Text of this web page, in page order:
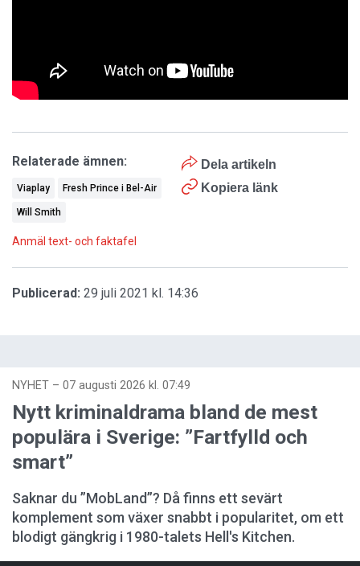
Dela artikeln
Kopiera länk
Relaterade ämnen:
Viaplay Fresh Prince i Bel-Air
Will Smith
Anmäl text- och faktafel
Publicerad: 29 juli 2021 kl. 14:36
NYHET – 07 augusti 2026 kl. 07:49
Nytt kriminaldrama bland de mest
populära i Sverige: ”Fartfylld och
smart”
Saknar du ”MobLand”? Då finns ett sevärt
komplement som växer snabbt i popularitet, om ett
blodigt gängkrig i 1980-talets Hell's Kitchen.